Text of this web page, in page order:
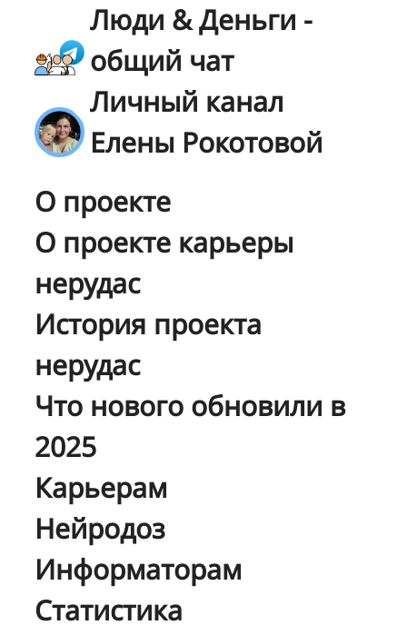
Люди & Деньги -
общий чат
Личный канал
Елены Рокотовой
О проекте
О проекте карьеры
нерудас
История проекта
нерудас
Что нового обновили в
2025
Карьерам
Нейродоз
Информаторам
Статистика